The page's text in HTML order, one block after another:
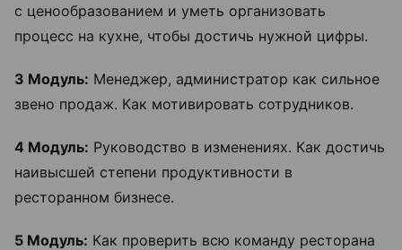
с ценообразованием и уметь организовать
процесс на кухне, чтобы достичь нужной цифры.
3 Модуль: Менеджер, администратор как сильное
звено продаж. Как мотивировать сотрудников.
4 Модуль: Руководство в изменениях. Как достичь
наивысшей степени продуктивности в
ресторанном бизнесе.
5 Модуль: Как проверить всю команду ресторана